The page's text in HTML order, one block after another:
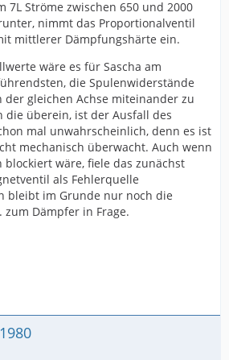
7L Ströme zwischen 650 und 2000
nimmt das Proportionalventil
mittlerer Dämpfungshärte ein.
wäre es für Sascha am
die Spulenwiderstände
der gleichen Achse miteinander zu
die überein, ist der Ausfall des
mal unwahrscheinlich, denn es ist
mechanisch überwacht. Auch wenn
wäre, fiele das zunächst
als Fehlerquelle
bleibt im Grunde nur noch die
zum Dämpfer in Frage.